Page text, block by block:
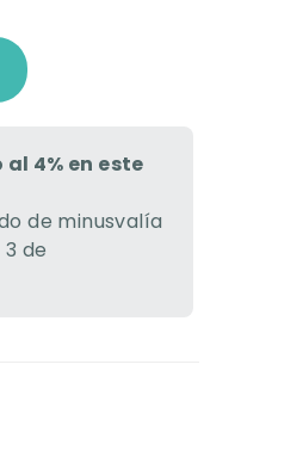
4% en este
de minusvalía
de